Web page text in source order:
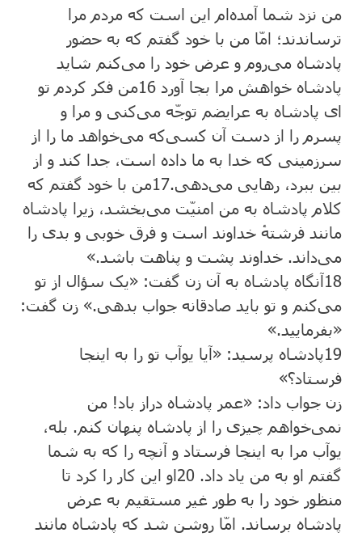
من نزد شما آمده‌ام این است که مردم مرا
ترساندند؛ امّا من با خود گفتم که به حضور
پادشاه می‌روم و عرض خود را می‌کنم شاید
پادشاه خواهش مرا بجا آورد 16من فکر کردم تو
ای پادشاه به عرایضم توجّه می‌کنی و مرا و
پسرم را از دست آن کسی‌که می‌خواهد ما را از
سرزمینی که خدا به ما داده است، جدا کند و از
بین ببرد، رهایی می‌دهی.17من با خود گفتم که
کلام پادشاه به من امنیّت می‌‌بخشد، زیرا پادشاه
مانند فرشتهٔ خداوند است و فرق خوبی و بدی را
می‌داند. خداوند پشت و پناهت باشد.»
18آنگاه پادشاه به آن زن گفت: «یک سؤال از تو
می‌کنم و تو باید صادقانه جواب بدهی.» زن گفت:
«بفرمایید.»
19پادشاه پرسید: «آیا یوآب تو را به اینجا
فرستاد؟»
زن جواب داد: «عمر پادشاه دراز باد! من
نمی‌خواهم چیزی را از پادشاه پنهان کنم. بله،
یوآب مرا به اینجا فرستاد و آنچه را که به شما
گفتم او به من یاد داد. 20او این کار را کرد تا
منظور خود را به طور غیر مستقیم به عرض
پادشاه برساند. امّا روشن شد که پادشاه مانند